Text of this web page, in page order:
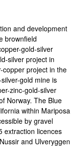
and development
brownfield
gold-silver
silver project in
copper project in the
gold mine is
zinc-gold-silver
Norway. The Blue
within Mariposa
by gravel
extraction licences
and Ulveryggen